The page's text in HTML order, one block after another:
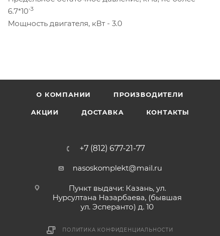
6.7*10-3
Мощность двигателя, кВт - 3.0
О КОМПАНИИ ПРОИЗВОДИТЕЛИ
АКЦИИ ДОСТАВКА КОНТАКТЫ
+7 (812) 677-21-77
nasoskomplekt@mail.ru
Пункт выдачи: Казань, ул.
Нурсултана Назарбаева, (бывшая
ул. Эсперанто) д. 10
ПОЛИТИКА КОНФИДЕНЦИАЛЬНОСТИ